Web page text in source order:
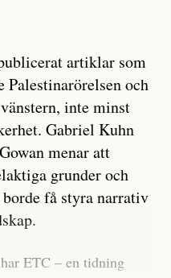
artiklar som
Palestinarörelsen och
inte minst
Gabriel Kuhn
menar att
grunder och
få styra narrativ
ETC – en tidning